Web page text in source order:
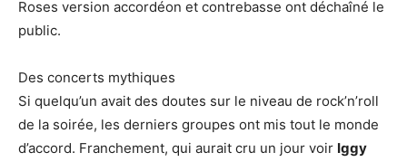
Roses version accordéon et contrebasse ont déchaîné le
public.
Des concerts mythiques
Si quelqu’un avait des doutes sur le niveau de rock’n’roll
de la soirée, les derniers groupes ont mis tout le monde
d’accord. Franchement, qui aurait cru un jour voir Iggy